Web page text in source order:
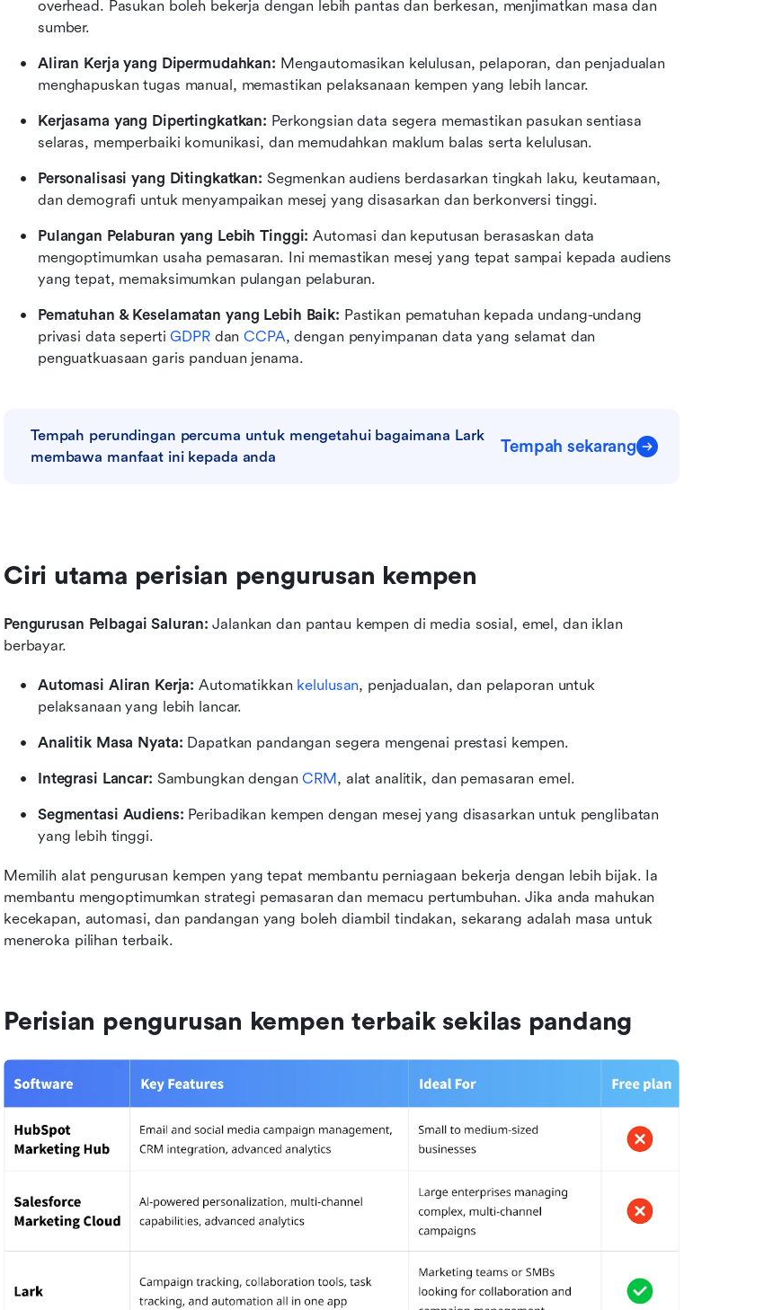
overhead. Pasukan boleh bekerja dengan lebih pantas dan berkesan, menjimatkan masa dan
sumber.
Aliran Kerja yang Dipermudahkan: Mengautomasikan kelulusan, pelaporan, dan penjadualan
menghapuskan tugas manual, memastikan pelaksanaan kempen yang lebih lancar.
Kerjasama yang Dipertingkatkan: Perkongsian data segera memastikan pasukan sentiasa
selaras, memperbaiki komunikasi, dan memudahkan maklum balas serta kelulusan.
Personalisasi yang Ditingkatkan: Segmenkan audiens berdasarkan tingkah laku, keutamaan,
dan demografi untuk menyampaikan mesej yang disasarkan dan berkonversi tinggi.
Pulangan Pelaburan yang Lebih Tinggi: Automasi dan keputusan berasaskan data
mengoptimumkan usaha pemasaran. Ini memastikan mesej yang tepat sampai kepada audiens
yang tepat, memaksimumkan pulangan pelaburan.
Pematuhan & Keselamatan yang Lebih Baik: Pastikan pematuhan kepada undang-undang
privasi data seperti GDPR dan CCPA, dengan penyimpanan data yang selamat dan
penguatkuasaan garis panduan jenama.
Tempah perundingan percuma untuk mengetahui bagaimana Lark
membawa manfaat ini kepada anda
Tempah sekarang
Ciri utama perisian pengurusan kempen
Pengurusan Pelbagai Saluran: Jalankan dan pantau kempen di media sosial, emel, dan iklan
berbayar.
Automasi Aliran Kerja: Automatikkan kelulusan, penjadualan, dan pelaporan untuk
pelaksanaan yang lebih lancar.
Analitik Masa Nyata: Dapatkan pandangan segera mengenai prestasi kempen.
Integrasi Lancar: Sambungkan dengan CRM, alat analitik, dan pemasaran emel.
Segmentasi Audiens: Peribadikan kempen dengan mesej yang disasarkan untuk penglibatan
yang lebih tinggi.
Memilih alat pengurusan kempen yang tepat membantu perniagaan bekerja dengan lebih bijak. Ia
membantu mengoptimumkan strategi pemasaran dan memacu pertumbuhan. Jika anda mahukan
kecekapan, automasi, dan pandangan yang boleh diambil tindakan, sekarang adalah masa untuk
meneroka pilihan terbaik.
Perisian pengurusan kempen terbaik sekilas pandang